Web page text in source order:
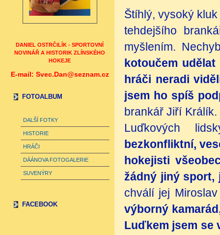
DANIEL OSTRČILÍK - SPORTOVNÍ
NOVINÁŘ A HISTORIK ZLÍNSKÉHO
HOKEJE
E-mail: Svec.Dan@seznam.cz
FOTOALBUM
DALŠÍ FOTKY
HISTORIE
HRÁČI
DÁÁNOVA FOTOGALERIE
SUVENÝRY
FACEBOOK
Štíhlý, vysoký
tehdejšího
myšlením.
kotoučem
hráči neradi
jsem ho spíš
brankář Jiří
Luďkových
bezkonfliktní,
hokejisti
žádný jiný sport,
chválí jej
výborný
Luďkem jsem se